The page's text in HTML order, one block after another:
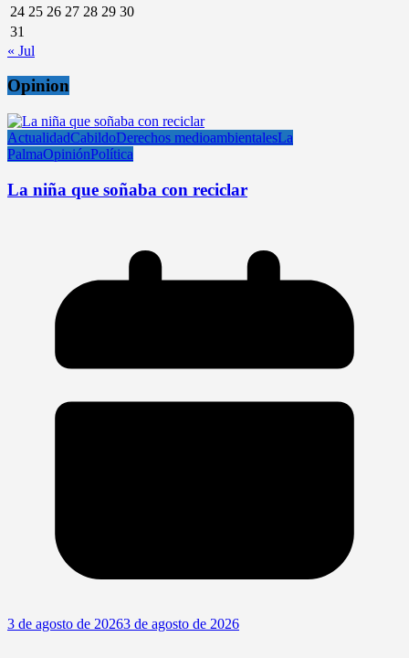
24 25 26 27 28 29 30
31
« Jul
Opinion
ActualidadCabildoDerechos medioambientalesLa
PalmaOpiniónPolítica
La niña que soñaba con reciclar
3 de agosto de 20263 de agosto de 2026